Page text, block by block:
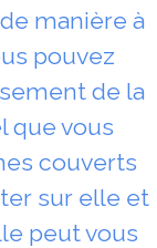
manière à
pouvez
de la
que vous
couverts
sur elle et
peut vous